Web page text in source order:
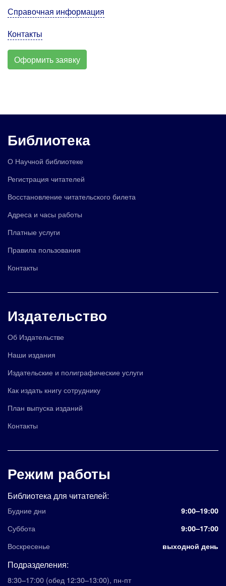
Справочная информация
Контакты
Оформить заявку
Библиотека
О Научной библиотеке
Регистрация читателей
Восстановление читательского билета
Адреса и часы работы
Платные услуги
Правила пользования
Контакты
Издательство
Об Издательстве
Наши издания
Издательские и полиграфические услуги
Как издать книгу сотруднику
План выпуска изданий
Контакты
Режим работы
Библиотека для читателей:
Будние дни 9:00–19:00
Суббота 9:00–17:00
Воскресенье выходной день
Подразделения:
8:30–17:00 (обед 12:30–13:00), пн-пт